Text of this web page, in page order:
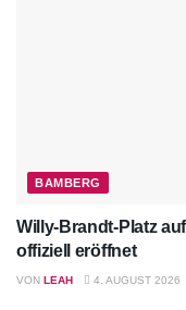
BAMBERG
Willy-Brandt-Platz
offiziell eröffnet
VON LEAH 4. AUGUST 2026